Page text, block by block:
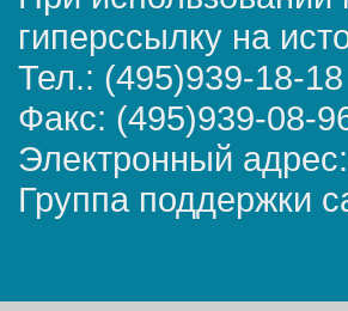
гиперссылку на
Тел.: (495)939-18-18
Факс: (495)939-08-
Электронный
Группа поддержки